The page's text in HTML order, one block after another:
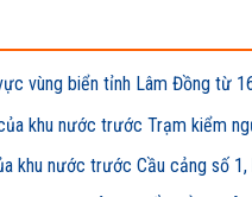
vùng biển tỉnh Lâm Đồng từ
khu nước trước Trạm kiểm
khu nước trước Cầu cảng số